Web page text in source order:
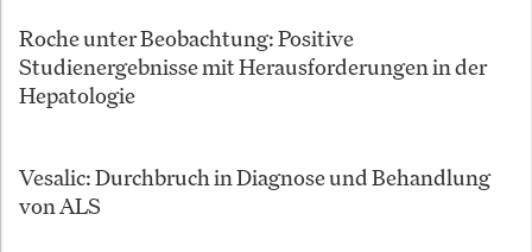
Roche unter Beobachtung: Positive
Studienergebnisse mit Herausforderungen in der
Hepatologie
Vesalic: Durchbruch in Diagnose und Behandlung
von ALS